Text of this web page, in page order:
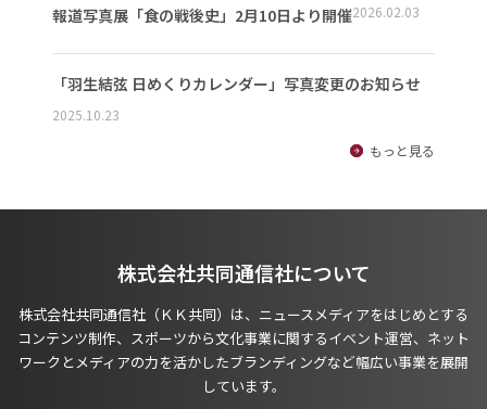
報道写真展「食の戦後史」2月10日より開催2026.02.03
「羽生結弦 日めくりカレンダー」写真変更のお知らせ
2025.10.23
もっと見る
株式会社共同通信社について
株式会社共同通信社（ＫＫ共同）は、ニュースメディアをはじめとする
コンテンツ制作、スポーツから文化事業に関するイベント運営、ネット
ワークとメディアの力を活かしたブランディングなど幅広い事業を展開
しています。